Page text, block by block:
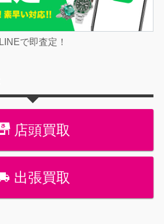
LINEで即査定！
店頭買取
出張買取